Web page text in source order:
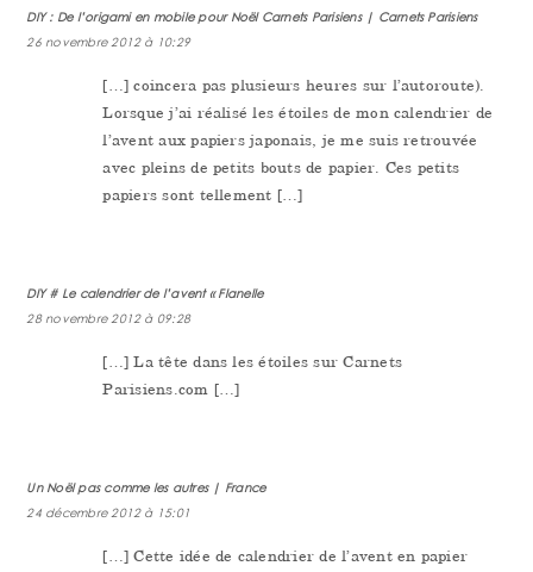
DIY : De l’origami en mobile pour Noël Carnets Parisiens | Carnets Parisiens
26 novembre 2012 à 10:29
[…] coincera pas plusieurs heures sur l’autoroute).
Lorsque j’ai réalisé les étoiles de mon calendrier de
l’avent aux papiers japonais, je me suis retrouvée
avec pleins de petits bouts de papier. Ces petits
papiers sont tellement […]
DIY # Le calendrier de l’avent « Flanelle
28 novembre 2012 à 09:28
[…] La tête dans les étoiles sur Carnets
Parisiens.com […]
Un Noël pas comme les autres | France
24 décembre 2012 à 15:01
[…] Cette idée de calendrier de l’avent en papier